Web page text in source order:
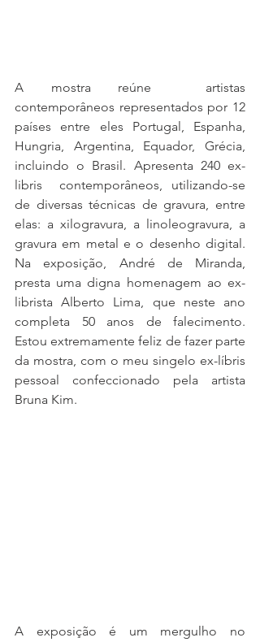
A mostra reúne  artistas
contemporâneos representados por 12
países entre eles Portugal, Espanha,
Hungria, Argentina, Equador, Grécia,
incluindo o Brasil. Apresenta 240 ex-
libris  contemporâneos, utilizando-se
de diversas técnicas de gravura, entre
elas: a xilogravura, a linoleogravura, a
gravura em metal e o desenho digital.
Na exposição, André de Miranda,
presta uma digna homenagem ao ex-
librista Alberto Lima, que neste ano
completa 50 anos de falecimento.
Estou extremamente feliz de fazer parte
da mostra, com o meu singelo ex-líbris
pessoal confeccionado pela artista
Bruna Kim.
A exposição é um mergulho no